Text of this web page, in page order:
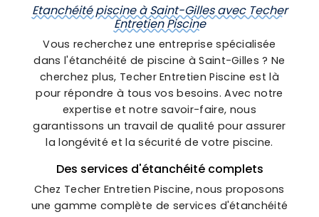
Etanchéité piscine à Saint-Gilles avec Techer
Entretien Piscine
Vous recherchez une entreprise spécialisée
dans l'étanchéité de piscine à Saint-Gilles ? Ne
cherchez plus, Techer Entretien Piscine est là
pour répondre à tous vos besoins. Avec notre
expertise et notre savoir-faire, nous
garantissons un travail de qualité pour assurer
la longévité et la sécurité de votre piscine.
Des services d'étanchéité complets
Chez Techer Entretien Piscine, nous proposons
une gamme complète de services d'étanchéité